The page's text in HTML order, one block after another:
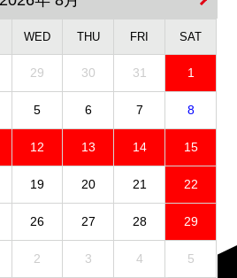
WED THU FRI SAT
29 30 31 1
5 6 7 8
12 13 14 15
19 20 21 22
26 27 28 29
2 3 4 5